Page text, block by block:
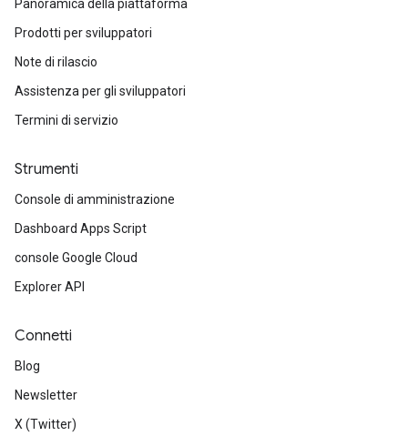
Panoramica della piattaforma
Prodotti per sviluppatori
Note di rilascio
Assistenza per gli sviluppatori
Termini di servizio
Strumenti
Console di amministrazione
Dashboard Apps Script
console Google Cloud
Explorer API
Connetti
Blog
Newsletter
X (Twitter)